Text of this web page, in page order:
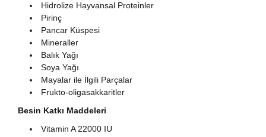
Hidrolize Hayvansal Proteinler
Pirinç
Pancar Küspesi
Mineraller
Balık Yağı
Soya Yağı
Mayalar ile İlgili Parçalar
Frukto-oligasakkaritler
Besin Katkı Maddeleri
Vitamin A 22000 IU